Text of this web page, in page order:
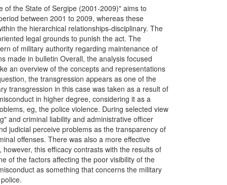
of the State of Sergipe (2001-2009)" aims to
between 2001 to 2009, whereas these
the hierarchical relationships-disciplinary. The
legal grounds to punish the act. The
of military authority regarding maintenance of
made in bulletin Overall, the analysis focused
an overview of the concepts and representations
the transgression appears as one of the
transgression in this case was taken as a result of
in higher degree, considering it as a
eg, the police violence. During selected view
and criminal liability and administrative officer
judicial perceive problems as the transparency of
offenses. There was also a more effective
this efficacy contrasts with the results of
of the factors affecting the poor visibility of the
as something that concerns the military